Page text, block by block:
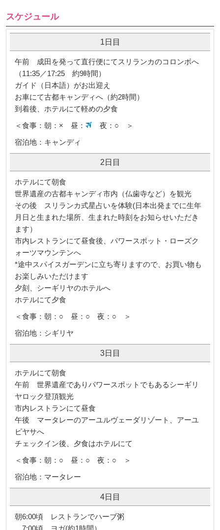
スケジュール
1日目
午前 成田を発って直行便にてスリランカのコロンボへ
（11:35／17:25 約9時間）
ガイド（日本語）がお出迎え
お車にて古都キャンディへ（約2時間）
到着後、ホテルにて軽めの夕食
＜食事：朝：× 昼：
夜：○ ＞
宿泊地：キャンディ
2日目
ホテルにて朝食
世界遺産の古都キャンディ市内（仏歯寺など）を観光
その後 スリランカ式星占いを体験(日本出発までに生年
月日と生まれた場所、生まれた時刻をお知らせいただき
ます）
市内レストランにて昼食後、パワースポット・ローズク
ォーツマウンテンへ
*途中スパイスガーデンに立ち寄りますので、お買い物も
お楽しみいただけます
夕刻、シーギリヤのホテルへ
ホテルにて夕食
＜食事：朝：○ 昼：○ 夜：○ ＞
宿泊地：シギリヤ
3日目
ホテルにて朝食
午前 世界遺産でありパワースポットでもあるシーギリ
ヤロック登頂観光
市内レストランにて昼食
午後 マータレーのアーユルヴェーダリゾート、アーユ
ピヤサへ
チェックイン後、夕食はホテルにて
＜食事：朝：○ 昼：○ 夜：○ ＞
宿泊地：マータレー
4日目
朝6:00頃 レストランでハーブ粥
7:00頃 ヨガ(約1時間）